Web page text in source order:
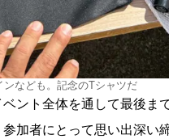
ンなども。記念のTシャツだ
ント全体を通して最後ま
加者にとって思い出深い